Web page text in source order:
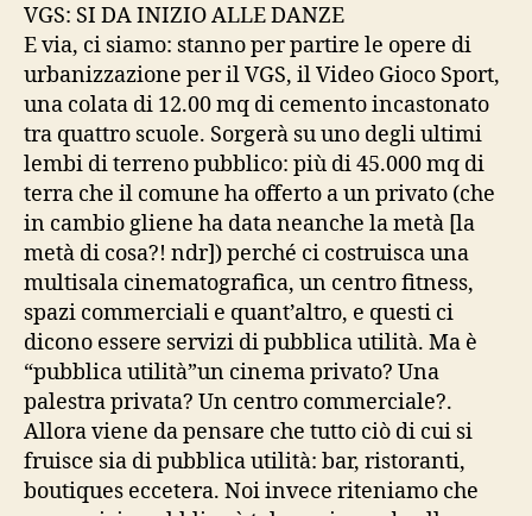
VGS: SI DA INIZIO ALLE DANZE
E via, ci siamo: stanno per partire le opere di
urbanizzazione per il VGS, il Video Gioco Sport,
una colata di 12.00 mq di cemento incastonato
tra quattro scuole. Sorgerà su uno degli ultimi
lembi di terreno pubblico: più di 45.000 mq di
terra che il comune ha offerto a un privato (che
in cambio gliene ha data neanche la metà [la
metà di cosa?! ndr]) perché ci costruisca una
multisala cinematografica, un centro fitness,
spazi commerciali e quant’altro, e questi ci
dicono essere servizi di pubblica utilità. Ma è
“pubblica utilità”un cinema privato? Una
palestra privata? Un centro commerciale?.
Allora viene da pensare che tutto ciò di cui si
fruisce sia di pubblica utilità: bar, ristoranti,
boutiques eccetera. Noi invece riteniamo che